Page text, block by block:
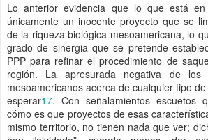
Lo anterior evidencia que lo que está
únicamente un inocente proyecto que se
de la riqueza biológica mesoamericana, lo
grado de sinergia que se pretende
PPP para refinar el procedimiento de
región. La apresurada negativa de los
mesoamericanos acerca de cualquier tipo
esperar17. Con señalamientos escuetos
cómo es que proyectos de esas
mismo territorio, no tienen nada que ver;